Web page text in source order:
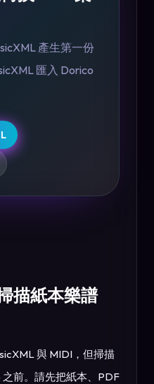
產生第一份
匯入 Dorico
描紙本樂譜
與 MIDI，但掃描
前。請先把紙本、PDF